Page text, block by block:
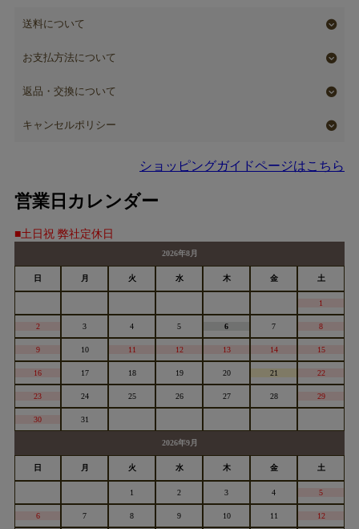
送料について
お支払方法について
返品・交換について
キャンセルポリシー
ショッピングガイドページはこちら
営業日カレンダー
■土日祝 弊社定休日
2026年8月
日 月 火 水 木 金 土
1
2 3 4 5 6 7 8
9 10 11 12 13 14 15
16 17 18 19 20 21 22
23 24 25 26 27 28 29
30 31
2026年9月
日 月 火 水 木 金 土
1 2 3 4 5
6 7 8 9 10 11 12